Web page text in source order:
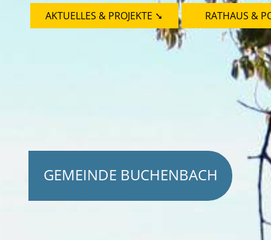
GEMEINDE BUCHENBACH
AKTUELLES & PROJEKTE ➘ RATHAUS &